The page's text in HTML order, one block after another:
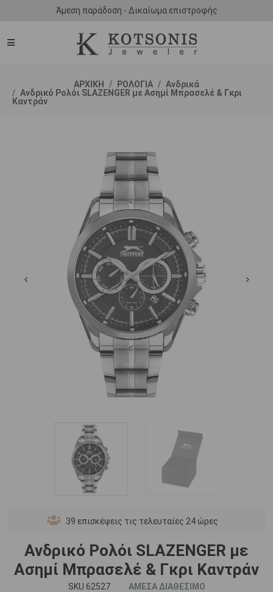
Άμεση παράδοση - Δικαίωμα επιστροφής
ΑΡΧΙΚΗ ΡΟΛΟΓΙΑ
Ανδρικά
Ανδρικό Ρολόι SLAZENGER με Ασημί Μπρασελέ & Γκρι
Καντράν
39 επισκέψεις τις τελευταίες 24 ώρες
Ανδρικό Ρολόι SLAZENGER με
Ασημί Μπρασελέ & Γκρι Καντράν
SKU 62527 ΑΜΕΣΑ ΔΙΑΘΕΣΙΜΟ